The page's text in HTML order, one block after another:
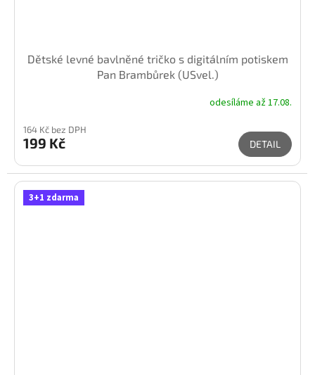
Dětské levné bavlněné tričko s digitálním potiskem
Pan Brambůrek (USvel.)
odesíláme až 17.08.
164 Kč bez DPH
199 Kč DETAIL
3+1 zdarma